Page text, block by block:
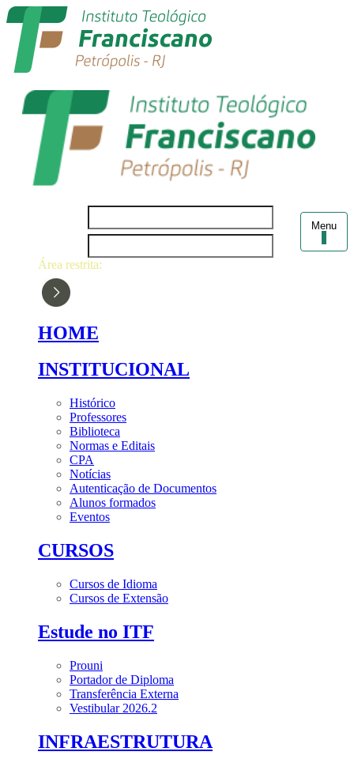
Menu
Área restrita:
HOME
INSTITUCIONAL
Histórico
Professores
Biblioteca
Normas e Editais
CPA
Notícias
Autenticação de Documentos
Alunos formados
Eventos
CURSOS
Cursos de Idioma
Cursos de Extensão
Estude no ITF
Prouni
Portador de Diploma
Transferência Externa
Vestibular 2026.2
INFRAESTRUTURA